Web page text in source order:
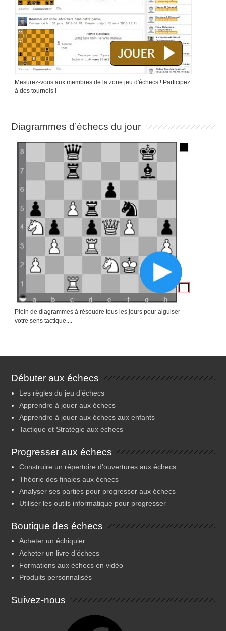
Mesurez-vous aux membres de la zone jeu d'échecs ! Participez
à des tournois !
Diagrammes d’échecs du jour
Plein de diagrammes à résoudre tous les jours pour aiguiser
votre sens tactique....
Débuter aux échecs
Les règles du jeu d’échecs
Apprendre à jouer aux échecs
Apprendre à jouer aux échecs aux enfants
Tactique et Stratégie aux échecs
Progresser aux échecs
Construire un répertoire d’ouvertures aux échecs
Théorie des finales aux échecs
Analyser ses parties pour progresser aux échecs
Utiliser les outils informatique pour progresser
Boutique des échecs
Acheter un échiquier
Acheter un livre d’échecs
Formations aux échecs en vidéo
Produits personnalisés
Suivez-nous